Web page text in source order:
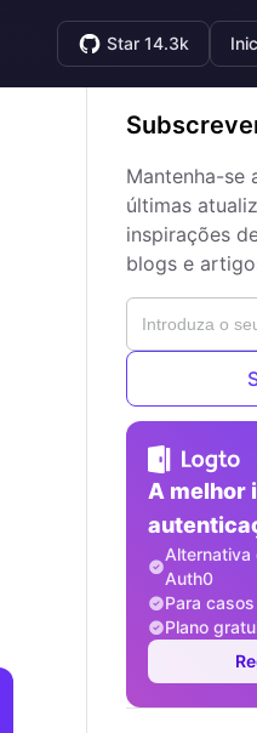
Star 14.3k
Mantenha-se
últimas
inspirações
blogs e
A melhor
Alternativa
Auth0
Para
Plano